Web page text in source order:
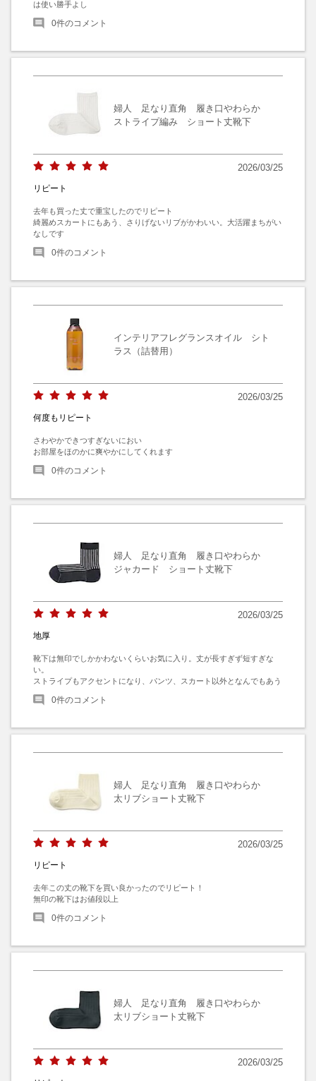
は使い勝手よし
0件のコメント
婦人 足なり直角 履き口やわらか
ストライプ編み ショート丈靴下
2026/03/25
リピート
去年も買った丈で重宝したのでリピート
綺麗めスカートにもあう、さりげないリブがかわいい。大活躍まちがい
なしです
0件のコメント
インテリアフレグランスオイル シト
ラス（詰替用）
2026/03/25
何度もリピート
さわやかできつすぎないにおい
お部屋をほのかに爽やかにしてくれます
0件のコメント
婦人 足なり直角 履き口やわらか
ジャカード ショート丈靴下
2026/03/25
地厚
靴下は無印でしかかわないくらいお気に入り。丈が長すぎず短すぎな
い。
ストライプもアクセントになり、パンツ、スカート以外となんでもあう
0件のコメント
婦人 足なり直角 履き口やわらか
太リブショート丈靴下
2026/03/25
リピート
去年この丈の靴下を買い良かったのでリピート！
無印の靴下はお値段以上
0件のコメント
婦人 足なり直角 履き口やわらか
太リブショート丈靴下
2026/03/25